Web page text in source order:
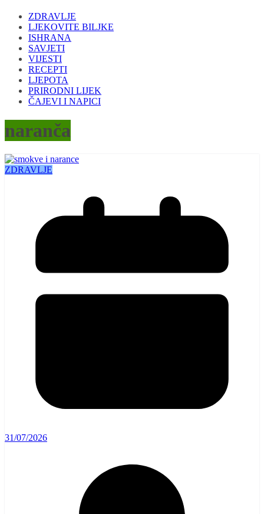
ZDRAVLJE
LJEKOVITE BILJKE
ISHRANA
SAVJETI
VIJESTI
RECEPTI
LJEPOTA
PRIRODNI LIJEK
ČAJEVI I NAPICI
naranča
ZDRAVLJE
31/07/2026